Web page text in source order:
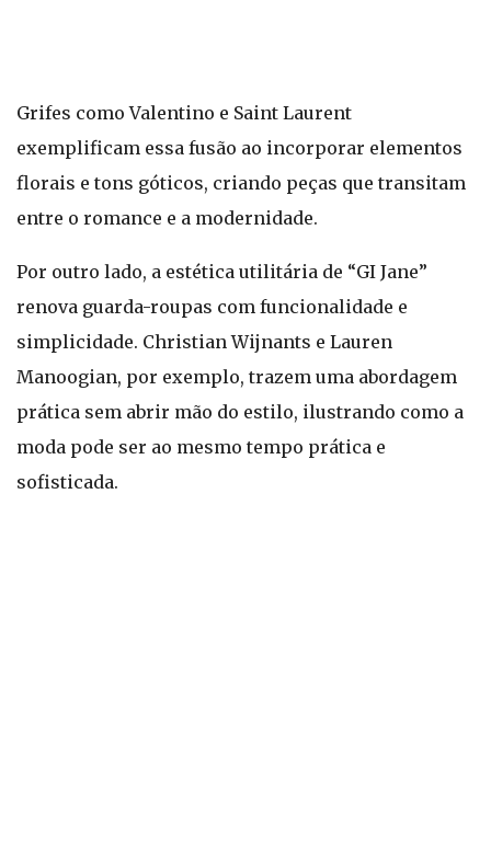
Grifes como Valentino e Saint Laurent
exemplificam essa fusão ao incorporar elementos
florais e tons góticos, criando peças que transitam
entre o romance e a modernidade.
Por outro lado, a estética utilitária de “GI Jane”
renova guarda-roupas com funcionalidade e
simplicidade. Christian Wijnants e Lauren
Manoogian, por exemplo, trazem uma abordagem
prática sem abrir mão do estilo, ilustrando como a
moda pode ser ao mesmo tempo prática e
sofisticada.